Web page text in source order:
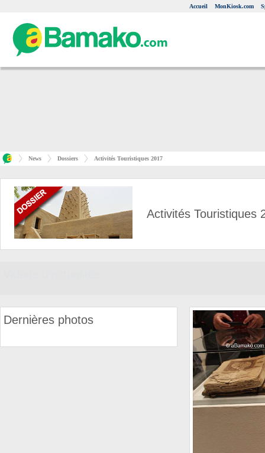
Accueil MonKiosk.com
News Dossiers Activités Touristiques 2017
Activités Touristiques
Dernières photos